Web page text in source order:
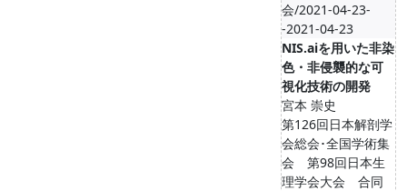
会/2021-04-23-
-2021-04-23
NIS.aiを用いた非染
色・非侵襲的な可
視化技術の開発
宮本 崇史
第126回日本解剖学
会総会･全国学術集
会 第98回日本生
理学会大会 合同